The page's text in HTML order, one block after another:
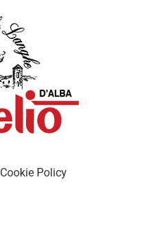
Cookie Policy